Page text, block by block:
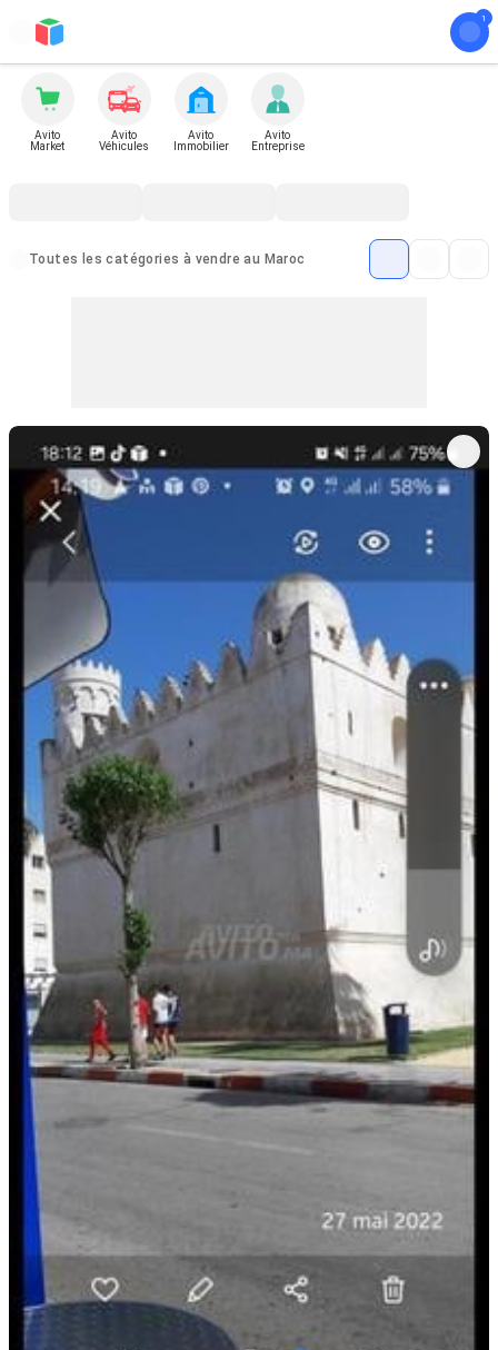
Avito
Market
Avito
Véhicules
Avito
Immobilier
Avito
Entreprise
Toutes les catégories à vendre au Maroc